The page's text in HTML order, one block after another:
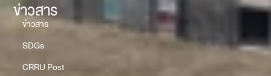
ข่าวสาร
ข่าวสาร
SDGs
CRRU Post